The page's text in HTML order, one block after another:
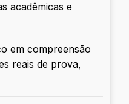
acadêmicas e
em compreensão
reais de prova,